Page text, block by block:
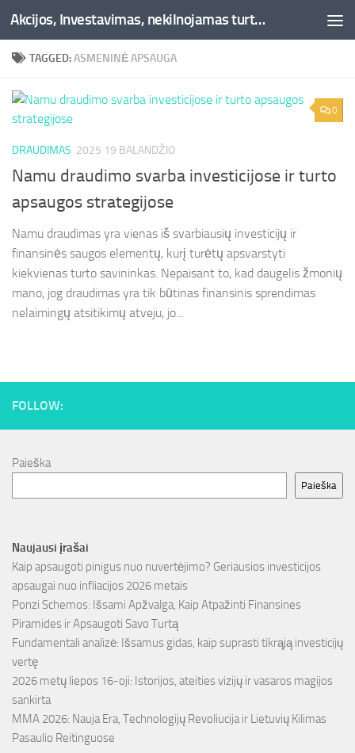
Skip to content Akcijos, Investavimas, nekilnojamas turtas, kriptovaliutos - Besociai.lt
TAGGED:ASMENINĖ APSAUGA
0
DRAUDIMAS 2025 19 BALANDŽIO
Namu draudimo svarba investicijose ir turto
apsaugos strategijose
Namu draudimas yra vienas iš svarbiausių investicijų ir
finansinės saugos elementų, kurį turėtų apsvarstyti
kiekvienas turto savininkas. Nepaisant to, kad daugelis žmonių
mano, jog draudimas yra tik būtinas finansinis sprendimas
nelaimingų atsitikimų atveju, jo...
FOLLOW:
Paieška
Paieška
Naujausi įrašai
Kaip apsaugoti pinigus nuo nuvertėjimo? Geriausios investicijos
apsaugai nuo infliacijos 2026 metais
Ponzi Schemos: Išsami Apžvalga, Kaip Atpažinti Finansines
Piramides ir Apsaugoti Savo Turtą
Fundamentali analizė: Išsamus gidas, kaip suprasti tikrąją investicijų
vertę
2026 metų liepos 16-oji: Istorijos, ateities vizijų ir vasaros magijos
sankirta
MMA 2026: Nauja Era, Technologijų Revoliucija ir Lietuvių Kilimas
Pasaulio Reitinguose